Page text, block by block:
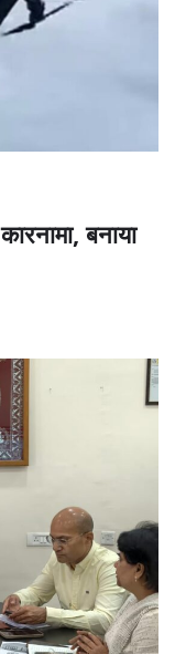
बनाया